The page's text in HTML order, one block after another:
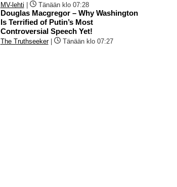
MV-lehti Tänään klo 07:28
Douglas Macgregor – Why Washington
Is Terrified of Putin’s Most
Controversial Speech Yet!
The Truthseeker| Tänään klo 07:27